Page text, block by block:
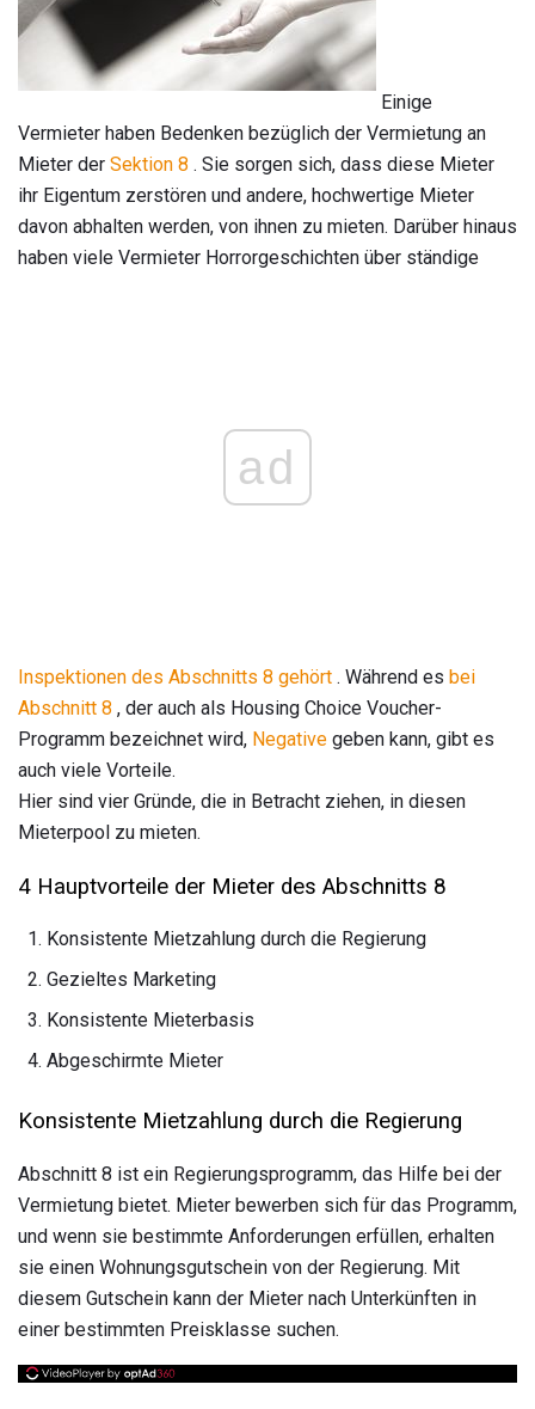
Einige
Vermieter haben Bedenken bezüglich der Vermietung an
Mieter der Sektion 8 . Sie sorgen sich, dass diese Mieter
ihr Eigentum zerstören und andere, hochwertige Mieter
davon abhalten werden, von ihnen zu mieten. Darüber hinaus
haben viele Vermieter Horrorgeschichten über ständige
ad
Inspektionen des Abschnitts 8 gehört . Während es bei
Abschnitt 8 , der auch als Housing Choice Voucher-
Programm bezeichnet wird, Negative geben kann, gibt es
auch viele Vorteile.
Hier sind vier Gründe, die in Betracht ziehen, in diesen
Mieterpool zu mieten.
4 Hauptvorteile der Mieter des Abschnitts 8
Konsistente Mietzahlung durch die Regierung
Gezieltes Marketing
Konsistente Mieterbasis
Abgeschirmte Mieter
Konsistente Mietzahlung durch die Regierung
Abschnitt 8 ist ein Regierungsprogramm, das Hilfe bei der
Vermietung bietet. Mieter bewerben sich für das Programm,
und wenn sie bestimmte Anforderungen erfüllen, erhalten
sie einen Wohnungsgutschein von der Regierung. Mit
diesem Gutschein kann der Mieter nach Unterkünften in
einer bestimmten Preisklasse suchen.